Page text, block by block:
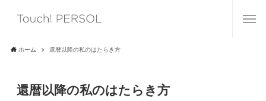
ホーム 還暦以降の私のはたらき方
還暦以降の私のはたらき方